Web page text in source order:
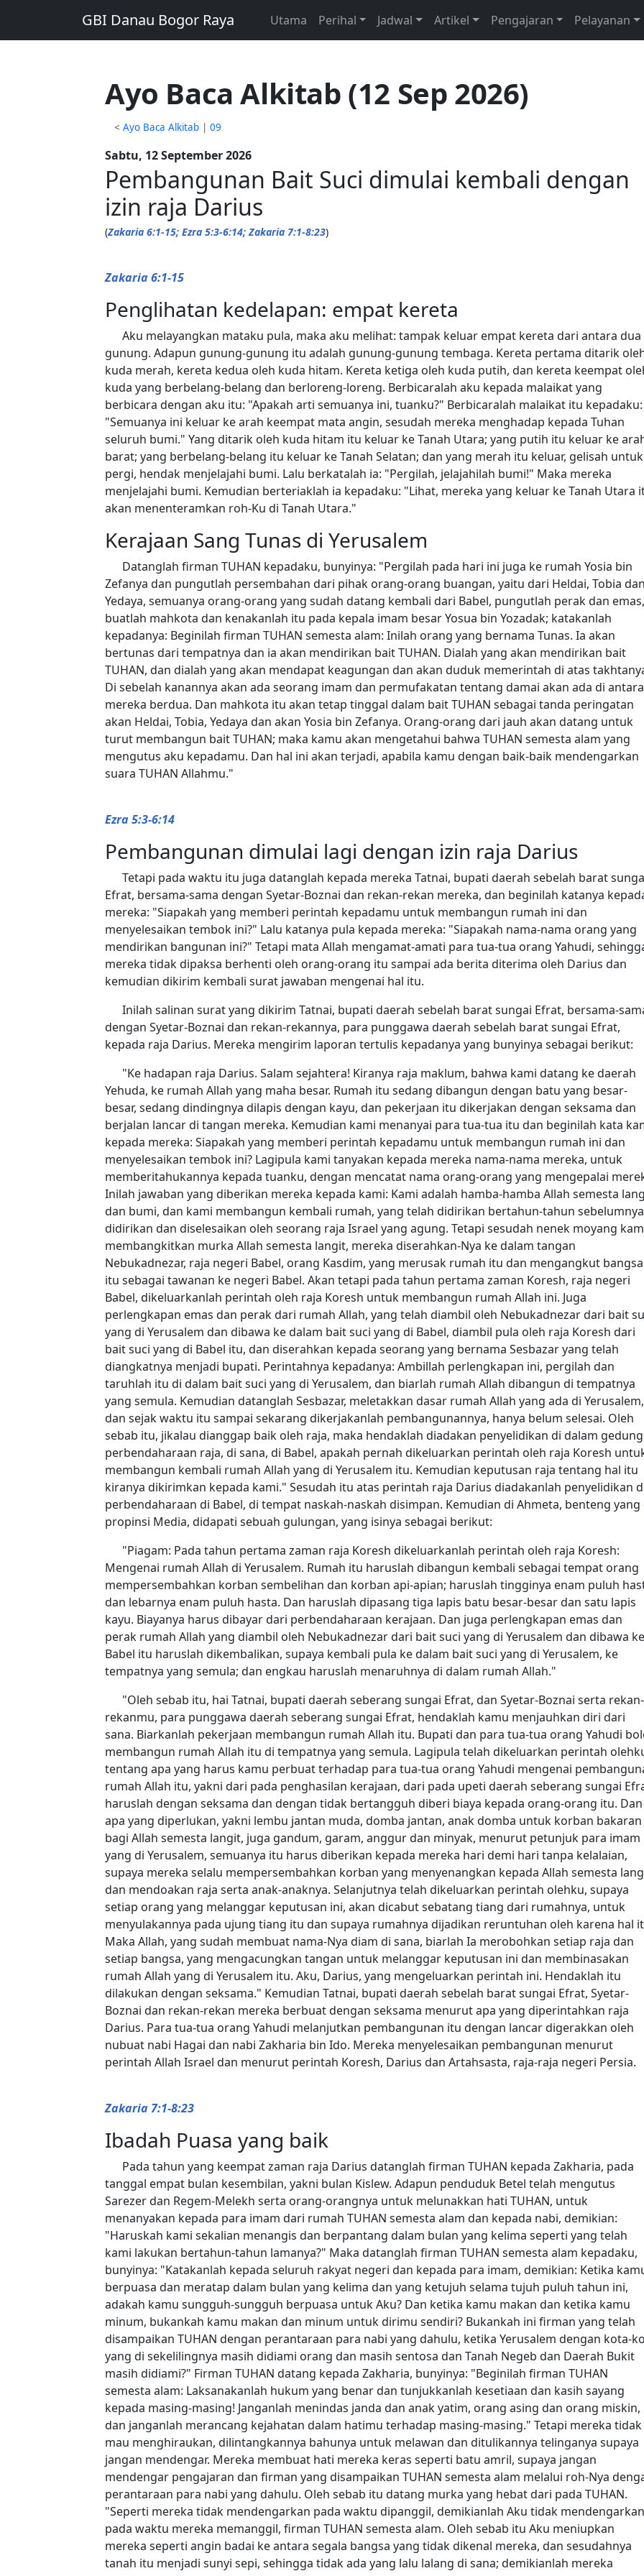
GBI Danau Bogor Raya Utama Perihal Jadwal Artikel Pengajaran Pelayanan
Ayo Baca Alkitab (12 Sep 2026)
<Ayo Baca Alkitab |09
Sabtu, 12 September 2026
Pembangunan Bait Suci dimulai kembali dengan
izin raja Darius
(Zakaria 6:1-15; Ezra 5:3-6:14; Zakaria 7:1-8:23)
Zakaria 6:1-15
Penglihatan kedelapan: empat kereta
Aku melayangkan mataku pula, maka aku melihat: tampak keluar empat kereta dari antara dua
gunung. Adapun gunung-gunung itu adalah gunung-gunung tembaga. Kereta pertama ditarik
kuda merah, kereta kedua oleh kuda hitam. Kereta ketiga oleh kuda putih, dan kereta keempat
kuda yang berbelang-belang dan berloreng-loreng. Berbicaralah aku kepada malaikat yang
berbicara dengan aku itu: "Apakah arti semuanya ini, tuanku?" Berbicaralah malaikat itu kepadaku:
"Semuanya ini keluar ke arah keempat mata angin, sesudah mereka menghadap kepada Tuhan
seluruh bumi." Yang ditarik oleh kuda hitam itu keluar ke Tanah Utara; yang putih itu keluar ke
barat; yang berbelang-belang itu keluar ke Tanah Selatan; dan yang merah itu keluar, gelisah untuk
pergi, hendak menjelajahi bumi. Lalu berkatalah ia: "Pergilah, jelajahilah bumi!" Maka mereka
menjelajahi bumi. Kemudian berteriaklah ia kepadaku: "Lihat, mereka yang keluar ke Tanah Utara
akan menenteramkan roh-Ku di Tanah Utara."
Kerajaan Sang Tunas di Yerusalem
Datanglah firman TUHAN kepadaku, bunyinya: "Pergilah pada hari ini juga ke rumah Yosia bin
Zefanya dan pungutlah persembahan dari pihak orang-orang buangan, yaitu dari Heldai, Tobia dan
Yedaya, semuanya orang-orang yang sudah datang kembali dari Babel, pungutlah perak dan emas,
buatlah mahkota dan kenakanlah itu pada kepala imam besar Yosua bin Yozadak; katakanlah
kepadanya: Beginilah firman TUHAN semesta alam: Inilah orang yang bernama Tunas. Ia akan
bertunas dari tempatnya dan ia akan mendirikan bait TUHAN. Dialah yang akan mendirikan bait
TUHAN, dan dialah yang akan mendapat keagungan dan akan duduk memerintah di atas
Di sebelah kanannya akan ada seorang imam dan permufakatan tentang damai akan ada di antara
mereka berdua. Dan mahkota itu akan tetap tinggal dalam bait TUHAN sebagai tanda peringatan
akan Heldai, Tobia, Yedaya dan akan Yosia bin Zefanya. Orang-orang dari jauh akan datang untuk
turut membangun bait TUHAN; maka kamu akan mengetahui bahwa TUHAN semesta alam yang
mengutus aku kepadamu. Dan hal ini akan terjadi, apabila kamu dengan baik-baik mendengarkan
suara TUHAN Allahmu."
Ezra 5:3-6:14
Pembangunan dimulai lagi dengan izin raja Darius
Tetapi pada waktu itu juga datanglah kepada mereka Tatnai, bupati daerah sebelah barat
Efrat, bersama-sama dengan Syetar-Boznai dan rekan-rekan mereka, dan beginilah katanya
mereka: "Siapakah yang memberi perintah kepadamu untuk membangun rumah ini dan
menyelesaikan tembok ini?" Lalu katanya pula kepada mereka: "Siapakah nama-nama orang yang
mendirikan bangunan ini?" Tetapi mata Allah mengamat-amati para tua-tua orang Yahudi,
mereka tidak dipaksa berhenti oleh orang-orang itu sampai ada berita diterima oleh Darius dan
kemudian dikirim kembali surat jawaban mengenai hal itu.
Inilah salinan surat yang dikirim Tatnai, bupati daerah sebelah barat sungai Efrat, bersama-
dengan Syetar-Boznai dan rekan-rekannya, para punggawa daerah sebelah barat sungai Efrat,
kepada raja Darius. Mereka mengirim laporan tertulis kepadanya yang bunyinya sebagai berikut:
"Ke hadapan raja Darius. Salam sejahtera! Kiranya raja maklum, bahwa kami datang ke daerah
Yehuda, ke rumah Allah yang maha besar. Rumah itu sedang dibangun dengan batu yang besar-
besar, sedang dindingnya dilapis dengan kayu, dan pekerjaan itu dikerjakan dengan seksama dan
berjalan lancar di tangan mereka. Kemudian kami menanyai para tua-tua itu dan beginilah kata
kepada mereka: Siapakah yang memberi perintah kepadamu untuk membangun rumah ini dan
menyelesaikan tembok ini? Lagipula kami tanyakan kepada mereka nama-nama mereka, untuk
memberitahukannya kepada tuanku, dengan mencatat nama orang-orang yang mengepalai
Inilah jawaban yang diberikan mereka kepada kami: Kami adalah hamba-hamba Allah semesta
dan bumi, dan kami membangun kembali rumah, yang telah didirikan bertahun-tahun
didirikan dan diselesaikan oleh seorang raja Israel yang agung. Tetapi sesudah nenek moyang
membangkitkan murka Allah semesta langit, mereka diserahkan-Nya ke dalam tangan
Nebukadnezar, raja negeri Babel, orang Kasdim, yang merusak rumah itu dan mengangkut bangsa
itu sebagai tawanan ke negeri Babel. Akan tetapi pada tahun pertama zaman Koresh, raja negeri
Babel, dikeluarkanlah perintah oleh raja Koresh untuk membangun rumah Allah ini. Juga
perlengkapan emas dan perak dari rumah Allah, yang telah diambil oleh Nebukadnezar dari bait
yang di Yerusalem dan dibawa ke dalam bait suci yang di Babel, diambil pula oleh raja Koresh dari
bait suci yang di Babel itu, dan diserahkan kepada seorang yang bernama Sesbazar yang telah
diangkatnya menjadi bupati. Perintahnya kepadanya: Ambillah perlengkapan ini, pergilah dan
taruhlah itu di dalam bait suci yang di Yerusalem, dan biarlah rumah Allah dibangun di tempatnya
yang semula. Kemudian datanglah Sesbazar, meletakkan dasar rumah Allah yang ada di Yerusalem,
dan sejak waktu itu sampai sekarang dikerjakanlah pembangunannya, hanya belum selesai. Oleh
sebab itu, jikalau dianggap baik oleh raja, maka hendaklah diadakan penyelidikan di dalam gedung
perbendaharaan raja, di sana, di Babel, apakah pernah dikeluarkan perintah oleh raja Koresh
membangun kembali rumah Allah yang di Yerusalem itu. Kemudian keputusan raja tentang hal itu
kiranya dikirimkan kepada kami." Sesudah itu atas perintah raja Darius diadakanlah penyelidikan
perbendaharaan di Babel, di tempat naskah-naskah disimpan. Kemudian di Ahmeta, benteng yang
propinsi Media, didapati sebuah gulungan, yang isinya sebagai berikut:
"Piagam: Pada tahun pertama zaman raja Koresh dikeluarkanlah perintah oleh raja Koresh:
Mengenai rumah Allah di Yerusalem. Rumah itu haruslah dibangun kembali sebagai tempat orang
mempersembahkan korban sembelihan dan korban api-apian; haruslah tingginya enam puluh
dan lebarnya enam puluh hasta. Dan haruslah dipasang tiga lapis batu besar-besar dan satu lapis
kayu. Biayanya harus dibayar dari perbendaharaan kerajaan. Dan juga perlengkapan emas dan
perak rumah Allah yang diambil oleh Nebukadnezar dari bait suci yang di Yerusalem dan dibawa ke
Babel itu haruslah dikembalikan, supaya kembali pula ke dalam bait suci yang di Yerusalem, ke
tempatnya yang semula; dan engkau haruslah menaruhnya di dalam rumah Allah."
"Oleh sebab itu, hai Tatnai, bupati daerah seberang sungai Efrat, dan Syetar-Boznai serta rekan-
rekanmu, para punggawa daerah seberang sungai Efrat, hendaklah kamu menjauhkan diri dari
sana. Biarkanlah pekerjaan membangun rumah Allah itu. Bupati dan para tua-tua orang Yahudi
membangun rumah Allah itu di tempatnya yang semula. Lagipula telah dikeluarkan perintah
tentang apa yang harus kamu perbuat terhadap para tua-tua orang Yahudi mengenai
rumah Allah itu, yakni dari pada penghasilan kerajaan, dari pada upeti daerah seberang sungai
haruslah dengan seksama dan dengan tidak bertangguh diberi biaya kepada orang-orang itu. Dan
apa yang diperlukan, yakni lembu jantan muda, domba jantan, anak domba untuk korban bakaran
bagi Allah semesta langit, juga gandum, garam, anggur dan minyak, menurut petunjuk para imam
yang di Yerusalem, semuanya itu harus diberikan kepada mereka hari demi hari tanpa kelalaian,
supaya mereka selalu mempersembahkan korban yang menyenangkan kepada Allah semesta
dan mendoakan raja serta anak-anaknya. Selanjutnya telah dikeluarkan perintah olehku, supaya
setiap orang yang melanggar keputusan ini, akan dicabut sebatang tiang dari rumahnya, untuk
menyulakannya pada ujung tiang itu dan supaya rumahnya dijadikan reruntuhan oleh karena hal
Maka Allah, yang sudah membuat nama-Nya diam di sana, biarlah Ia merobohkan setiap raja dan
setiap bangsa, yang mengacungkan tangan untuk melanggar keputusan ini dan membinasakan
rumah Allah yang di Yerusalem itu. Aku, Darius, yang mengeluarkan perintah ini. Hendaklah itu
dilakukan dengan seksama." Kemudian Tatnai, bupati daerah sebelah barat sungai Efrat, Syetar-
Boznai dan rekan-rekan mereka berbuat dengan seksama menurut apa yang diperintahkan raja
Darius. Para tua-tua orang Yahudi melanjutkan pembangunan itu dengan lancar digerakkan oleh
nubuat nabi Hagai dan nabi Zakharia bin Ido. Mereka menyelesaikan pembangunan menurut
perintah Allah Israel dan menurut perintah Koresh, Darius dan Artahsasta, raja-raja negeri Persia.
Zakaria 7:1-8:23
Ibadah Puasa yang baik
Pada tahun yang keempat zaman raja Darius datanglah firman TUHAN kepada Zakharia, pada
tanggal empat bulan kesembilan, yakni bulan Kislew. Adapun penduduk Betel telah mengutus
Sarezer dan Regem-Melekh serta orang-orangnya untuk melunakkan hati TUHAN, untuk
menanyakan kepada para imam dari rumah TUHAN semesta alam dan kepada nabi, demikian:
"Haruskah kami sekalian menangis dan berpantang dalam bulan yang kelima seperti yang telah
kami lakukan bertahun-tahun lamanya?" Maka datanglah firman TUHAN semesta alam kepadaku,
bunyinya: "Katakanlah kepada seluruh rakyat negeri dan kepada para imam, demikian: Ketika
berpuasa dan meratap dalam bulan yang kelima dan yang ketujuh selama tujuh puluh tahun ini,
adakah kamu sungguh-sungguh berpuasa untuk Aku? Dan ketika kamu makan dan ketika kamu
minum, bukankah kamu makan dan minum untuk dirimu sendiri? Bukankah ini firman yang telah
disampaikan TUHAN dengan perantaraan para nabi yang dahulu, ketika Yerusalem dengan kota-
yang di sekelilingnya masih didiami orang dan masih sentosa dan Tanah Negeb dan Daerah Bukit
masih didiami?" Firman TUHAN datang kepada Zakharia, bunyinya: "Beginilah firman TUHAN
semesta alam: Laksanakanlah hukum yang benar dan tunjukkanlah kesetiaan dan kasih sayang
kepada masing-masing! Janganlah menindas janda dan anak yatim, orang asing dan orang miskin,
dan janganlah merancang kejahatan dalam hatimu terhadap masing-masing." Tetapi mereka tidak
mau menghiraukan, dilintangkannya bahunya untuk melawan dan ditulikannya telinganya supaya
jangan mendengar. Mereka membuat hati mereka keras seperti batu amril, supaya jangan
mendengar pengajaran dan firman yang disampaikan TUHAN semesta alam melalui roh-Nya
perantaraan para nabi yang dahulu. Oleh sebab itu datang murka yang hebat dari pada TUHAN.
"Seperti mereka tidak mendengarkan pada waktu dipanggil, demikianlah Aku tidak mendengarkan
pada waktu mereka memanggil, firman TUHAN semesta alam. Oleh sebab itu Aku meniupkan
mereka seperti angin badai ke antara segala bangsa yang tidak dikenal mereka, dan sesudahnya
tanah itu menjadi sunyi sepi, sehingga tidak ada yang lalu lalang di sana; demikianlah mereka